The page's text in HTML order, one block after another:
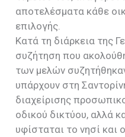
αποτελέσματα κάθε
επιλογής.
Κατά τη διάρκεια της
συζήτηση που
των μελών
υπάρχουν στη
διαχείρισης
οδικού δικτύου, αλλά
υφίσταται το νησί